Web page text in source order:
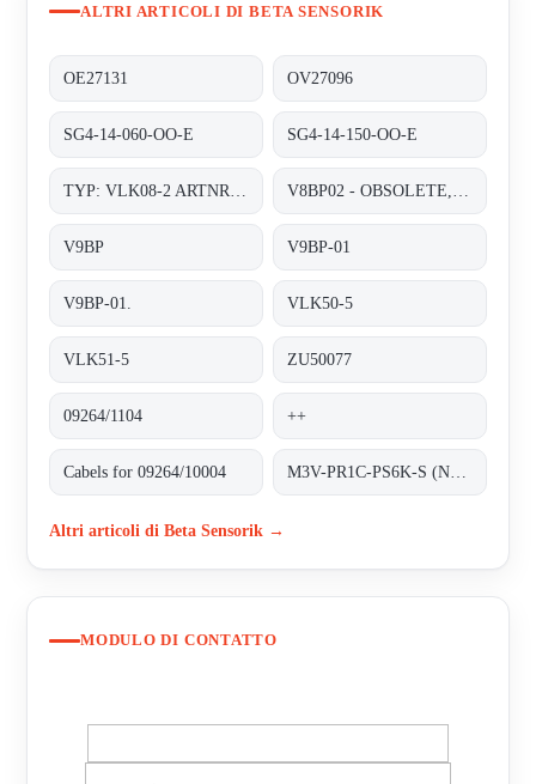
ALTRI ARTICOLI DI BETA SENSORIK
OE27131 OV27096
SG4-14-060-OO-E SG4-14-150-OO-E
V9BP V9BP-01
V9BP-01. VLK50-5
VLK51-5 ZU50077
09264/1104 ++
Cabels for 09264/10004
Altri articoli di Beta Sensorik →
MODULO DI CONTATTO